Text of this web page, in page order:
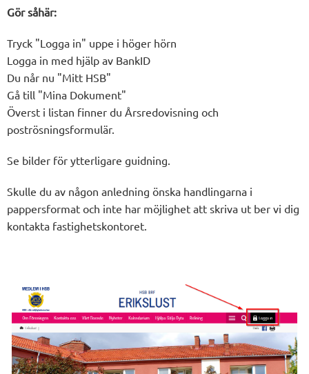
Gör såhär:
Tryck "Logga in" uppe i höger hörn
Logga in med hjälp av BankID
Du når nu "Mitt HSB"
Gå till "Mina Dokument"
Överst i listan finner du Årsredovisning och
poströsningsformulär.
Se bilder för ytterligare guidning.
Skulle du av någon anledning önska handlingarna i
pappersformat och inte har möjlighet att skriva ut ber vi dig
kontakta fastighetskontoret.